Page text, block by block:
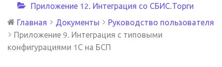
Приложение 12. Интеграция со СБИС.Торги
Главная
Документы
Руководство пользователя
Приложение 9. Интеграция с типовыми
конфигурациями 1С на БСП